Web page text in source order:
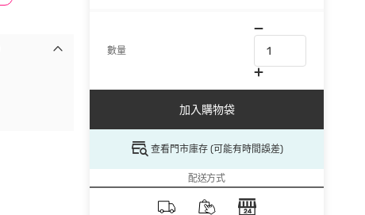
數量
加入購物袋
查看門市庫存 (可能有時間誤差)
配送方式